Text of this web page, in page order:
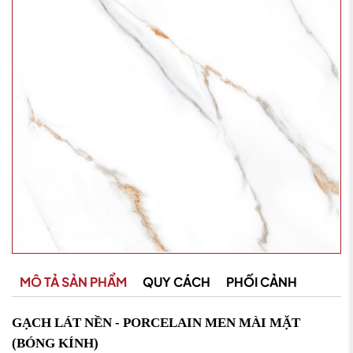
MÔ TẢ SẢN PHẨM QUY CÁCH PHỐI CẢNH
GẠCH LÁT NỀN - PORCELAIN MEN MÀI MẶT
(BÓNG KÍNH)